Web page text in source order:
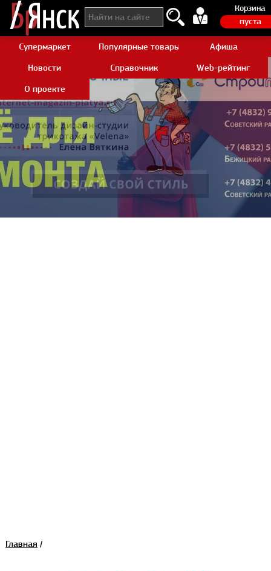
Корзина
пуста
Супермаркет Популярные товары AliexpressАфиша
Новости
Справочник
Web-рейтинг
О проекте
Главная /